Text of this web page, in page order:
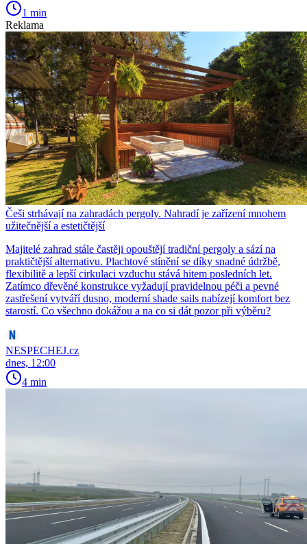
1 min
Reklama
Češi strhávají na zahradách pergoly. Nahradí je zařízení mnohem
užitečnější a estetičtější
Majitelé zahrad stále častěji opouštějí tradiční pergoly a sází na
praktičtější alternativu. Plachtové stínění se díky snadné údržbě,
flexibilitě a lepší cirkulaci vzduchu stává hitem posledních let.
Zatímco dřevěné konstrukce vyžadují pravidelnou péči a pevné
zastřešení vytváří dusno, moderní shade sails nabízejí komfort bez
starostí. Co všechno dokážou a na co si dát pozor při výběru?
NESPECHEJ.cz
dnes, 12:00
4 min